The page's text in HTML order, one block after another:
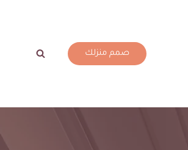
صمم منزلك